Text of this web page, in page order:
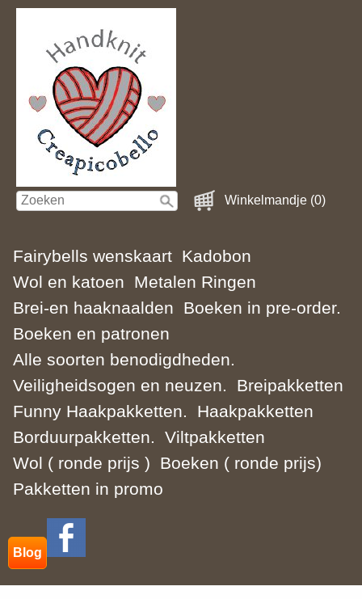
Winkelmandje (0)
Fairybells wenskaart Kadobon
Wol en katoen
Metalen Ringen
Brei-en haaknaalden
Boeken in pre-order.
Boeken en patronen
Alle soorten benodigdheden.
Veiligheidsogen en neuzen.
Breipakketten
Funny Haakpakketten.
Haakpakketten
Borduurpakketten.
Viltpakketten
Wol ( ronde prijs )
Boeken ( ronde prijs)
Pakketten in promo
Blog